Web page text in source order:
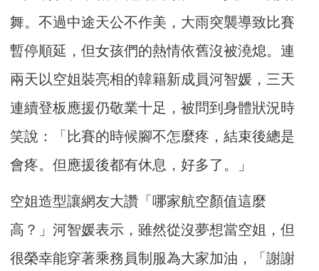
舞。不過中途天公不作美，大雨突襲導致比賽
暫停順延，但女孩們的熱情依舊沒被澆熄。連
兩天以空姐裝亮相的韓籍新成員河智媛，三天
連續登板應援仍敬業十足，被問到身體狀況時
笑說：「比賽的時候腳不怎麼疼，結束後總是
會疼。但應援後都有休息，好多了。」
空姐造型讓網友大讚「哪家航空顏值這麼
高？」河智媛表示，雖然從沒夢想當空姐，但
很榮幸能穿著乘務員制服為大家加油，「謝謝